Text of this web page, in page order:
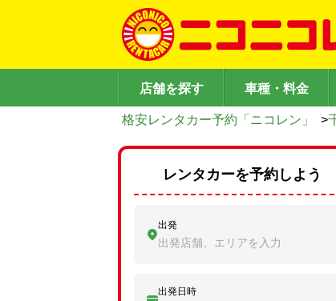
店舗を探す 車種・料金
格安レンタカー予約「ニコレン」 >
レンタカーを予約しよう
出発
出発店舗、エリアを入力
出発日時